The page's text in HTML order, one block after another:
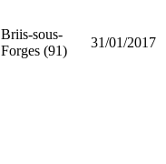
Briis-sous-
Forges (91)
31/01/2017